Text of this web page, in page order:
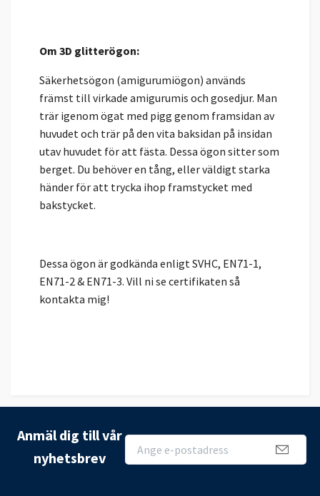
Om 3D glitterögon:
Säkerhetsögon (amigurumiögon) används
främst till virkade amigurumis och gosedjur. Man
trär igenom ögat med pigg genom framsidan av
huvudet och trär på den vita baksidan på insidan
utav huvudet för att fästa. Dessa ögon sitter som
berget. Du behöver en tång, eller väldigt starka
händer för att trycka ihop framstycket med
bakstycket.
Dessa ögon är godkända enligt SVHC, EN71-1,
EN71-2 & EN71-3. Vill ni se certifikaten så
kontakta mig!
Anmäl dig till vår
nyhetsbrev